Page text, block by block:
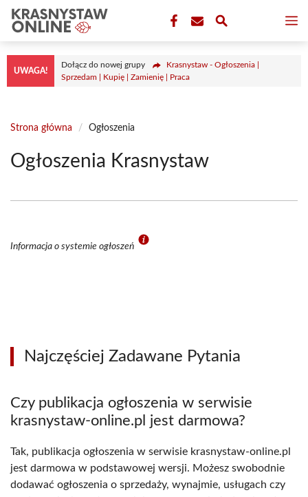
Przejdź
treści
UWAGA!
Dołącz do nowej grupy
Krasnystaw - Ogłoszenia |
Sprzedam | Kupię | Zamienię | Praca
Strona główna / Ogłoszenia
Ogłoszenia Krasnystaw
Informacja o systemie ogłoszeń
Najczęściej Zadawane Pytania
Czy publikacja ogłoszenia w serwisie
krasnystaw-online.pl jest darmowa?
Tak, publikacja ogłoszenia w serwisie krasnystaw-online.pl
jest darmowa w podstawowej wersji. Możesz swobodnie
dodawać ogłoszenia o sprzedaży, wynajmie, usługach czy